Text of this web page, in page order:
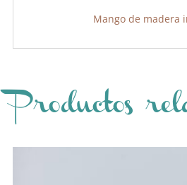
Mango de madera
Productos